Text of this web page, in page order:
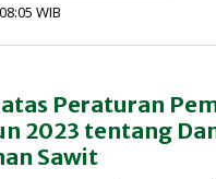
WIB
InfoSAWIT
Peraturan
2023 tentang
Sawit